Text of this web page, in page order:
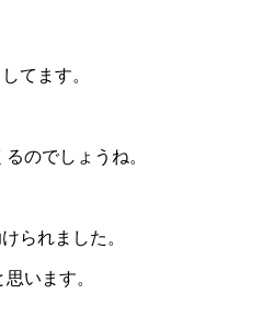
てます。
のでしょうね。
られました。
います。